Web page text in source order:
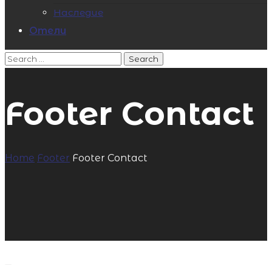
Наследие
Отели
Footer Contact
Home Footer Footer Contact